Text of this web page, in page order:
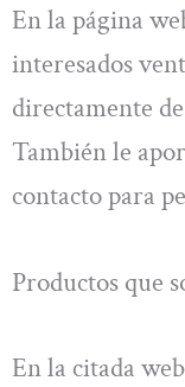
En la página
interesados
directamente
También le
contacto para
Productos que
En la citada